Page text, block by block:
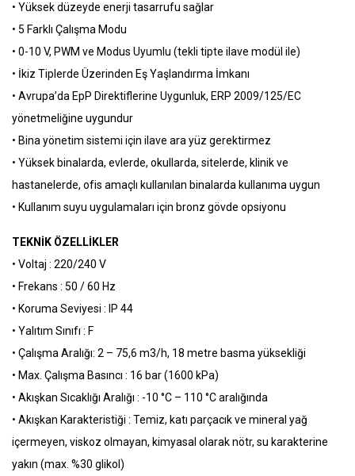
• Yüksek düzeyde enerji tasarrufu sağlar
• 5 Farklı Çalışma Modu
• 0-10 V, PWM ve Modus Uyumlu (tekli tipte ilave modül ile)
• İkiz Tiplerde Üzerinden Eş Yaşlandırma İmkanı
• Avrupa’da EpP Direktiflerine Uygunluk, ERP 2009/125/EC
yönetmeliğine uygundur
• Bina yönetim sistemi için ilave ara yüz gerektirmez
• Yüksek binalarda, evlerde, okullarda, sitelerde, klinik ve
hastanelerde, ofis amaçlı kullanılan binalarda kullanıma uygun
• Kullanım suyu uygulamaları için bronz gövde opsiyonu
TEKNİK ÖZELLİKLER
• Voltaj : 220/240 V
• Frekans : 50 / 60 Hz
• Koruma Seviyesi : IP 44
• Yalıtım Sınıfı : F
• Çalışma Aralığı: 2 – 75,6 m3/h, 18 metre basma yüksekliği
• Max. Çalışma Basıncı : 16 bar (1600 kPa)
• Akışkan Sıcaklığı Aralığı : -10 °C – 110 °C aralığında
• Akışkan Karakteristiği : Temiz, katı parçacık ve mineral yağ
içermeyen, viskoz olmayan, kimyasal olarak nötr, su karakterine
yakın (max. %30 glikol)